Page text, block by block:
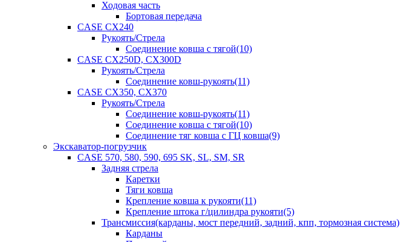
Ходовая часть
Бортовая передача
CASE CX240
Рукоять/Стрела
Соединение ковша с тягой(10)
CASE CX250D, CX300D
Рукоять/Стрела
Соединение ковш-рукоять(11)
CASE CX350, CX370
Рукоять/Стрела
Соединение ковш-рукоять(11)
Соединение ковша с тягой(10)
Соединение тяг ковша с ГЦ ковша(9)
Экскаватор-погрузчик
CASE 570, 580, 590, 695 SK, SL, SM, SR
Задняя стрела
Каретки
Тяги ковша
Крепление ковша к рукояти(11)
Крепление штока г/цилиндра рукояти(5)
Трансмиссия(карданы, мост передний, задний, кпп, тормозная система)
Карданы